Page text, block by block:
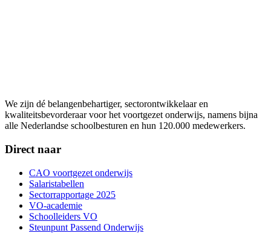
We zijn dé belangenbehartiger, sectorontwikkelaar en
kwaliteitsbevorderaar voor het voortgezet onderwijs, namens bijna
alle Nederlandse schoolbesturen en hun 120.000 medewerkers.
Direct naar
CAO voortgezet onderwijs
Salaristabellen
Sectorrapportage 2025
VO-academie
Schoolleiders VO
Steunpunt Passend Onderwijs